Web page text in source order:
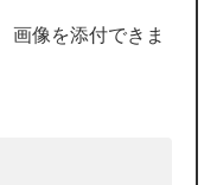
画像を添付できま